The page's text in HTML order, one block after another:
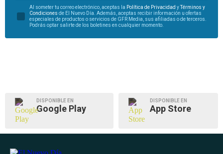
Al someter tu correo electrónico, aceptas la Política de Privacidad y
Términos y
Condiciones de El Nuevo Día. Además, aceptas recibir información u ofertas
especiales de productos o servicios de GFR Media, sus afiliadas o de terceros.
Podrás optar salirte de los boletines en cualquier momento.
DISPONIBLE EN
Google Play
DISPONIBLE EN
App Store